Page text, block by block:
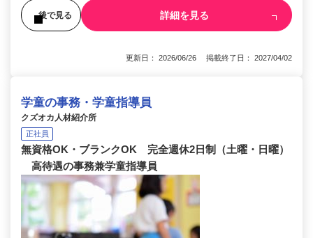
後で見る 詳細を見る
更新日： 2026/06/26 掲載終了日： 2027/04/02
学童の事務・学童指導員
クズオカ人材紹介所
正社員
無資格OK・ブランクOK 完全週休2日制（土曜・日曜）
高待遇の事務兼学童指導員